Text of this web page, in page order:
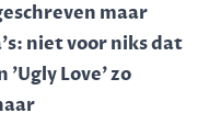
maar
niet voor niks dat
'Ugly Love' zo